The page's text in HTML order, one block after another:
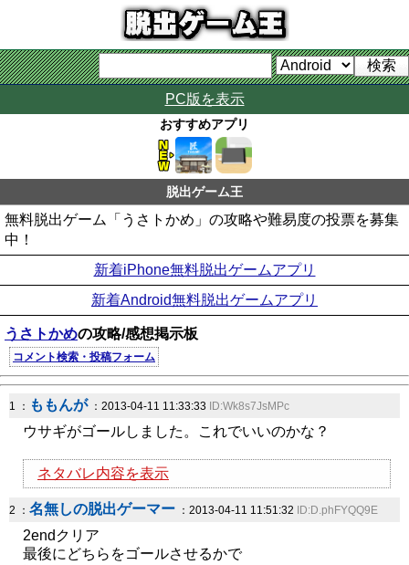
PC版を表示
おすすめアプリ
脱出ゲーム王
無料脱出ゲーム「うさトかめ」の攻略や難易度の投票を募集
中！
新着iPhone無料脱出ゲームアプリ
新着Android無料脱出ゲームアプリ
うさトかめの攻略/感想掲示板
コメント検索・投稿フォーム
1 ： ももんが：2013-04-11 11:33:33 ID:Wk8s7JsMPc
ウサギがゴールしました。これでいいのかな？
ネタバレ内容を表示
2 ： 名無しの脱出ゲーマー ：2013-04-11 11:51:32 ID:D.phFYQQ9E
2endクリア
最後にどちらをゴールさせるかで